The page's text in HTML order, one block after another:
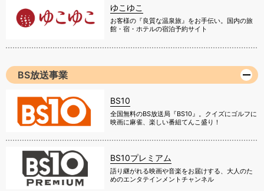
ゆこゆこ
お客様の『良質な温泉旅』をお手伝い。国内の旅
館・宿・ホテルの宿泊予約サイト
BS放送事業
BS10
全国無料のBS放送局『BS10』。クイズにゴルフに
映画に麻雀、楽しい番組てんこ盛り！
BS10プレミアム
語り継がれる映画や音楽をお届けする、大人のた
めのエンタテインメントチャンネル